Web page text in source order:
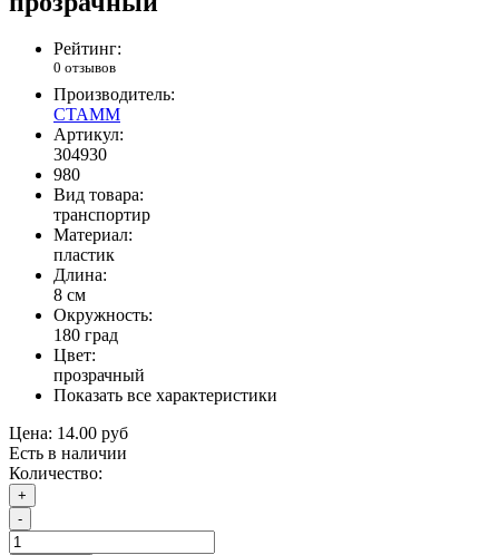
Рейтинг:
0 отзывов
Производитель:
СТАММ
Артикул:
304930
980
Вид товара:
транспортир
Материал:
пластик
Длина:
8 см
Окружность:
180 град
Цвет:
прозрачный
Показать все характеристики
Цена: 14.00 руб
Есть в наличии
Количество:
+
-